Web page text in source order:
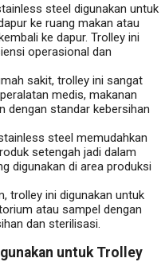
steel digunakan untuk
ke ruang makan atau
ke dapur. Trolley ini
operasional dan
sakit, trolley ini sangat
medis, makanan
dengan standar kebersihan
steel memudahkan
setengah jadi dalam
digunakan di area produksi
trolley ini digunakan untuk
atau sampel dengan
dan sterilisasi.
untuk Trolley